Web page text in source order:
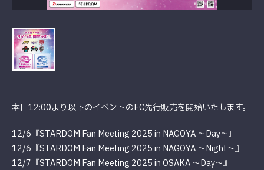
本日12:00より以下のイベントのFC先行販売を開始いたします。
12/6『STARDOM Fan Meeting 2025 in NAGOYA ～Day～』
12/6『STARDOM Fan Meeting 2025 in NAGOYA ～Night～』
12/7『STARDOM Fan Meeting 2025 in OSAKA ～Day～』